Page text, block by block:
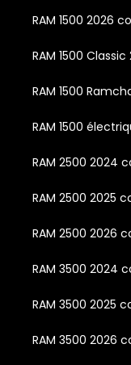
RAM 1500 2026
RAM 1500
RAM 1500
RAM 1500
RAM 2500 2024
RAM 2500 2025
RAM 2500 2026
RAM 3500 2024
RAM 3500 2025
RAM 3500 2026